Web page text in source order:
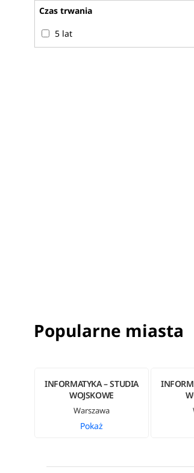
Czas trwania
5 lat
Popularne miasta
INFORMATYKA – STUDIA
WOJSKOWE
Warszawa
Pokaż